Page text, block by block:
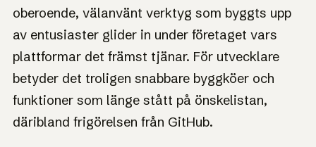
oberoende, välanvänt verktyg som byggts upp
av entusiaster glider in under företaget vars
plattformar det främst tjänar. För utvecklare
betyder det troligen snabbare byggköer och
funktioner som länge stått på önskelistan,
däribland frigörelsen från GitHub.